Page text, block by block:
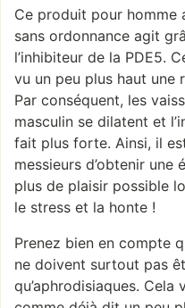
Ce produit pour homme
sans ordonnance agit
l’inhibiteur de la PDE5.
vu un peu plus haut une
Par conséquent, les
masculin se dilatent et
fait plus forte. Ainsi, il
messieurs d’obtenir
plus de plaisir possible
le stress et la honte !
Prenez bien en compte
ne doivent surtout pas
qu’aphrodisiaques.